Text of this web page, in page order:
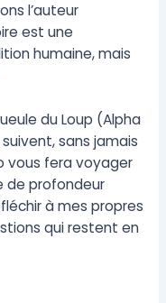
l’auteur
est une
humaine, mais
du Loup (Alpha
sans jamais
vous fera voyager
de profondeur
à mes propres
qui restent en